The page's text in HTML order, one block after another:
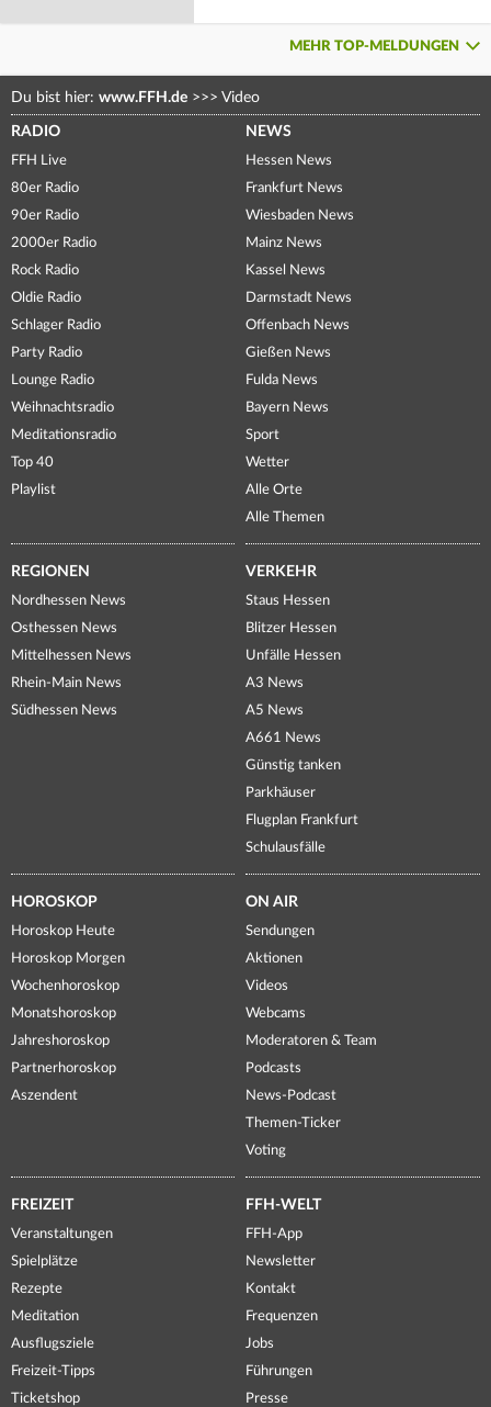
MEHR TOP-MELDUNGEN
Du bist hier: www.FFH.de >>> Video
RADIO
FFH Live
80er Radio
90er Radio
2000er Radio
Rock Radio
Oldie Radio
Schlager Radio
Party Radio
Lounge Radio
Weihnachtsradio
Meditationsradio
Top 40
Playlist
NEWS
Hessen News
Frankfurt News
Wiesbaden News
Mainz News
Kassel News
Darmstadt News
Offenbach News
Gießen News
Fulda News
Bayern News
Sport
Wetter
Alle Orte
Alle Themen
REGIONEN
Nordhessen News
Osthessen News
Mittelhessen News
Rhein-Main News
Südhessen News
VERKEHR
Staus Hessen
Blitzer Hessen
Unfälle Hessen
A3 News
A5 News
A661 News
Günstig tanken
Parkhäuser
Flugplan Frankfurt
Schulausfälle
HOROSKOP
Horoskop Heute
Horoskop Morgen
Wochenhoroskop
Monatshoroskop
Jahreshoroskop
Partnerhoroskop
Aszendent
ON AIR
Sendungen
Aktionen
Videos
Webcams
Moderatoren & Team
Podcasts
News-Podcast
Themen-Ticker
Voting
FREIZEIT
Veranstaltungen
Spielplätze
Rezepte
Meditation
Ausflugsziele
Freizeit-Tipps
Ticketshop
FFH-WELT
FFH-App
Newsletter
Kontakt
Frequenzen
Jobs
Führungen
Presse